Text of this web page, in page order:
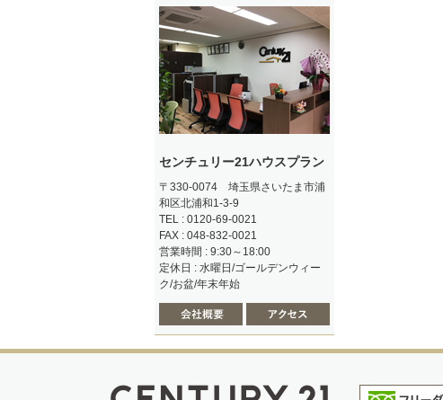
センチュリー21ハウスプラン
〒330-0074 埼玉県さいたま市浦
和区北浦和1-3-9
TEL : 0120-69-0021
FAX : 048-832-0021
営業時間 : 9:30～18:00
定休日 : 水曜日/ゴールデンウィー
ク/お盆/年末年始